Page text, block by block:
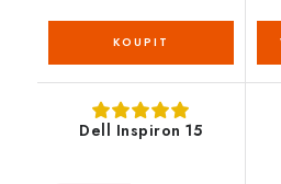
Dell Inspiron 15